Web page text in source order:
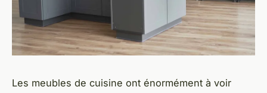
Les meubles de cuisine ont énormément à voir